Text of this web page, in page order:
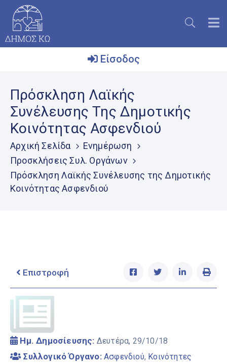
Δήμος
Το
Νησί
Ενημέρωση
Επικοινωνία
Μητρώο
Είσοδος
Πρόσκληση Λαϊκής
Συνέλευσης Της Δημοτικής
Κοινότητας Ασφενδιού
Αρχική Σελίδα
Ενημέρωση
Προσκλήσεις Συλ. Οργάνων
Πρόσκληση Λαϊκής Συνέλευσης της Δημοτικής
Κοινότητας Ασφενδιού
Επιστροφή
Ημ. Δημοσίευσης: Δευτέρα, 29/10/18
Συλλογικό Όργανο:Ασφενδιού, Κοινότητες